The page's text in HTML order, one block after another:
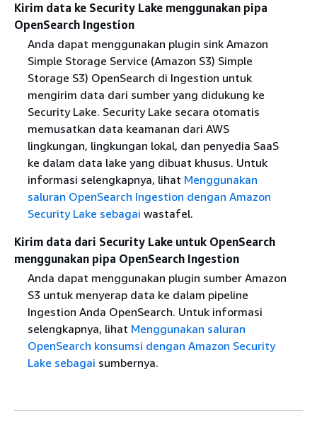
Kirim data ke Security Lake menggunakan pipa
OpenSearch Ingestion
Anda dapat menggunakan plugin sink Amazon
Simple Storage Service (Amazon S3) Simple
Storage S3) OpenSearch di Ingestion untuk
mengirim data dari sumber yang didukung ke
Security Lake. Security Lake secara otomatis
memusatkan data keamanan dari AWS
lingkungan, lingkungan lokal, dan penyedia SaaS
ke dalam data lake yang dibuat khusus. Untuk
informasi selengkapnya, lihat Menggunakan
saluran OpenSearch Ingestion dengan Amazon
Security Lake sebagai wastafel.
Kirim data dari Security Lake untuk OpenSearch
menggunakan pipa OpenSearch Ingestion
Anda dapat menggunakan plugin sumber Amazon
S3 untuk menyerap data ke dalam pipeline
Ingestion Anda OpenSearch. Untuk informasi
selengkapnya, lihat Menggunakan saluran
OpenSearch konsumsi dengan Amazon Security
Lake sebagai sumbernya.